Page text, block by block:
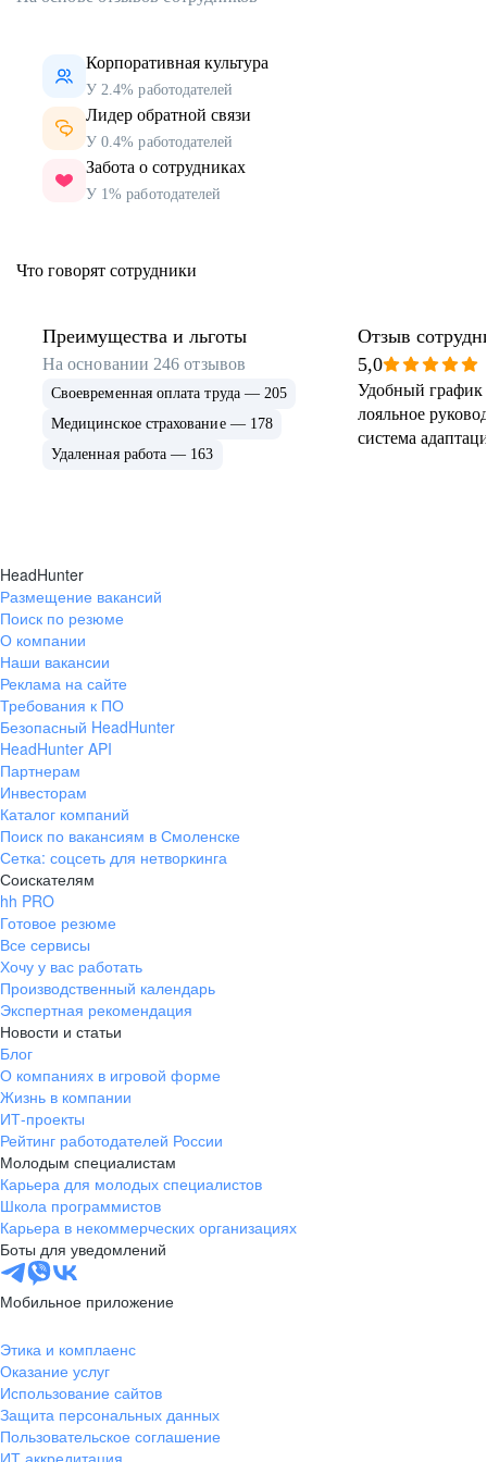
Корпоративная культура
У 2.4% работодателей
Лидер обратной связи
У 0.4% работодателей
Забота о сотрудниках
У 1% работодателей
Что говорят сотрудники
Преимущества и льготы
На основании 246 отзывов
Своевременная оплата труда — 205
Медицинское страхование — 178
Удаленная работа — 163
Отзыв
5,0
Удобный график
лояльное
система
HeadHunter
Размещение вакансий
Поиск по резюме
О компании
Наши вакансии
Реклама на сайте
Требования к ПО
Безопасный HeadHunter
HeadHunter API
Партнерам
Инвесторам
Каталог компаний
Поиск по вакансиям в Смоленске
Сетка: соцсеть для нетворкинга
Соискателям
hh PRO
Готовое резюме
Все сервисы
Хочу у вас работать
Производственный календарь
Экспертная рекомендация
Новости и статьи
Блог
О компаниях в игровой форме
Жизнь в компании
ИТ-проекты
Рейтинг работодателей России
Молодым специалистам
Карьера для молодых специалистов
Школа программистов
Карьера в некоммерческих организациях
Боты для уведомлений
Мобильное приложение
Этика и комплаенс
Оказание услуг
Использование сайтов
Защита персональных данных
Пользовательское соглашение